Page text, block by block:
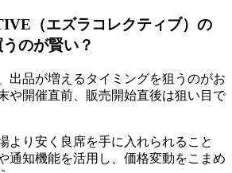
（エズラコレクティブ）の
のが賢い？
出品が増えるタイミングを狙うのがお
や開催直前、販売開始直後は狙い目で
より安く良席を手に入れられること
通知機能を活用し、価格変動をこまめ